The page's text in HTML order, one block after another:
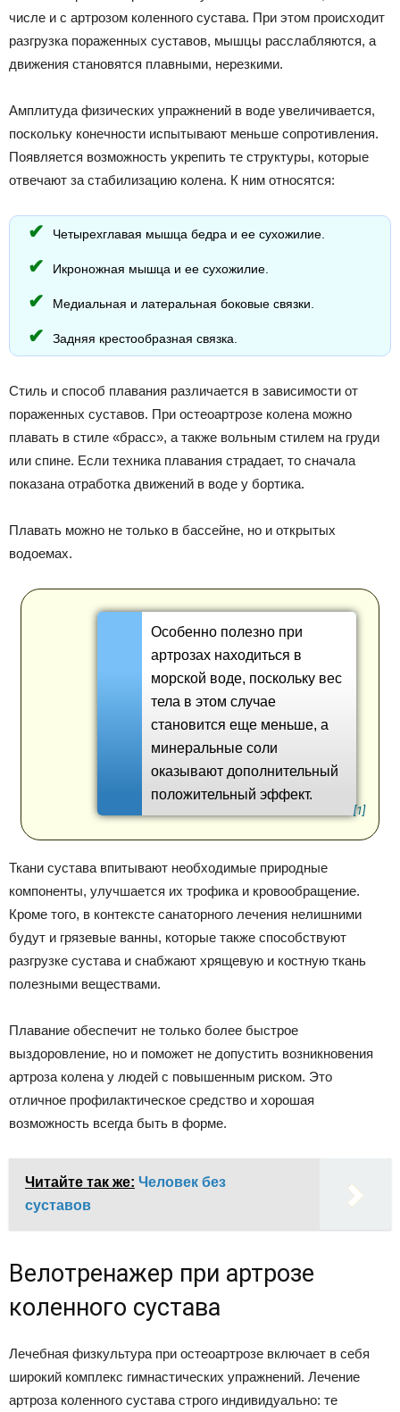
числе и с артрозом коленного сустава. При этом происходит
разгрузка пораженных суставов, мышцы расслабляются, а
движения становятся плавными, нерезкими.
Амплитуда физических упражнений в воде увеличивается,
поскольку конечности испытывают меньше сопротивления.
Появляется возможность укрепить те структуры, которые
отвечают за стабилизацию колена. К ним относятся:
Четырехглавая мышца бедра и ее сухожилие.
Икроножная мышца и ее сухожилие.
Медиальная и латеральная боковые связки.
Задняя крестообразная связка.
Стиль и способ плавания различается в зависимости от
пораженных суставов. При остеоартрозе колена можно
плавать в стиле «брасс», а также вольным стилем на груди
или спине. Если техника плавания страдает, то сначала
показана отработка движений в воде у бортика.
Плавать можно не только в бассейне, но и открытых
водоемах.
Особенно полезно при
артрозах находиться в
морской воде, поскольку вес
тела в этом случае
становится еще меньше, а
минеральные соли
оказывают дополнительный
положительный эффект.
[1]
Ткани сустава впитывают необходимые природные
компоненты, улучшается их трофика и кровообращение.
Кроме того, в контексте санаторного лечения нелишними
будут и грязевые ванны, которые также способствуют
разгрузке сустава и снабжают хрящевую и костную ткань
полезными веществами.
Плавание обеспечит не только более быстрое
выздоровление, но и поможет не допустить возникновения
артроза колена у людей с повышенным риском. Это
отличное профилактическое средство и хорошая
возможность всегда быть в форме.
Читайте так же: Человек без
суставов
Велотренажер при артрозе
коленного сустава
Лечебная физкультура при остеоартрозе включает в себя
широкий комплекс гимнастических упражнений. Лечение
артроза коленного сустава строго индивидуально: те